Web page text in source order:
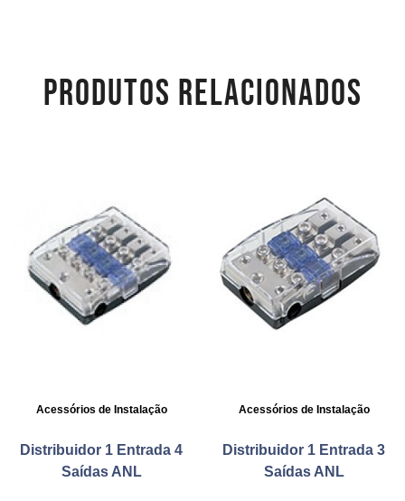
PRODUTOS RELACIONADOS
Acessórios de Instalação
Distribuidor 1 Entrada 4
Saídas ANL
Acessórios de Instalação
Distribuidor 1 Entrada 3
Saídas ANL